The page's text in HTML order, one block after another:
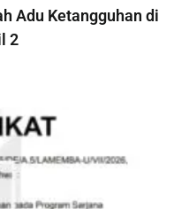
Adu Ketangguhan di
2